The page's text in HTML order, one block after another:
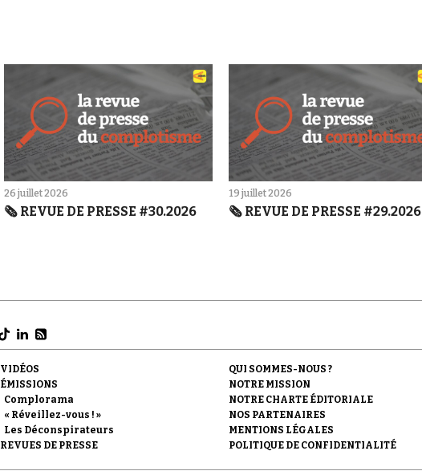
26 juillet 2026
🗞️ REVUE DE PRESSE #30.2026
19 juillet 2026
🗞️ REVUE DE PRESSE #29.2026
VIDÉOS
ÉMISSIONS
Complorama
« Réveillez-vous ! »
Les Déconspirateurs
REVUES DE PRESSE
QUI SOMMES-NOUS ?
NOTRE MISSION
NOTRE CHARTE ÉDITORIALE
NOS PARTENAIRES
MENTIONS LÉGALES
POLITIQUE DE CONFIDENTIALITÉ